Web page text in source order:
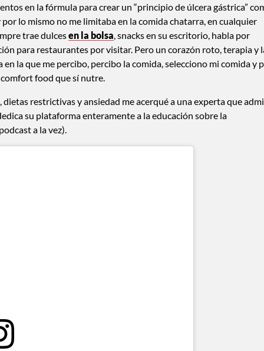
en la fórmula para crear un “principio de úlcera gástrica”
lo mismo no me limitaba en la comida chatarra, en cualquier
trae dulcesen la bolsa , snacks en su escritorio, habla por
para restaurantes por visitar. Pero un corazón roto, terapia y
la que me percibo, percibo la comida, selecciono mi comida y
food que sí nutre.
restrictivas y ansiedad me acerqué a una experta que
su plataforma enteramente a la educación sobre la
a la vez).